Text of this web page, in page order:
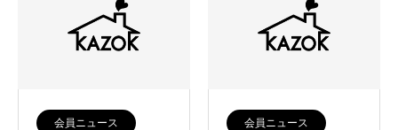
会員ニュース 会員ニュース